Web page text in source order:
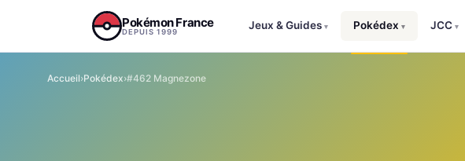
Pokémon France
DEPUIS 1999
Jeux & Guides ▾ Pokédex ▾ JCC ▾
Accueil›Pokédex›#462 Magnezone